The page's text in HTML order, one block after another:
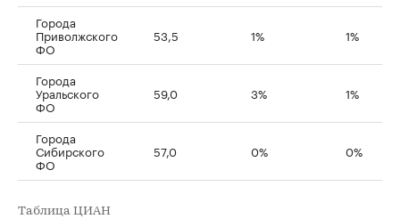
Города
Приволжского
ФО
53,5 1% 1%
Города
Уральского
ФО
59,0 3% 1%
Города
Сибирского
ФО
57,0 0% 0%
Таблица ЦИАН